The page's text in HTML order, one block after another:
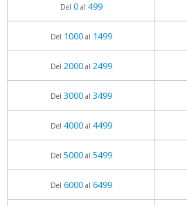
Del 0al 499
Del 1000al 1499
Del 2000al 2499
Del 3000al 3499
Del 4000al 4499
Del 5000al 5499
Del 6000al 6499